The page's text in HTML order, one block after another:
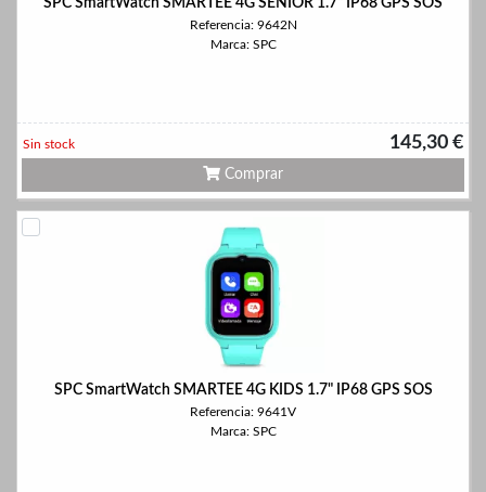
SPC SmartWatch SMARTEE 4G SENIOR 1.7" IP68 GPS SOS
Referencia: 9642N
Marca: SPC
145,30 €
Sin stock
Comprar
SPC SmartWatch SMARTEE 4G KIDS 1.7" IP68 GPS SOS
Referencia: 9641V
Marca: SPC